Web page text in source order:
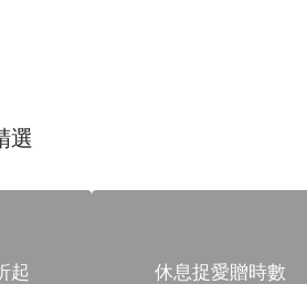
選
起 休息捉愛贈時數